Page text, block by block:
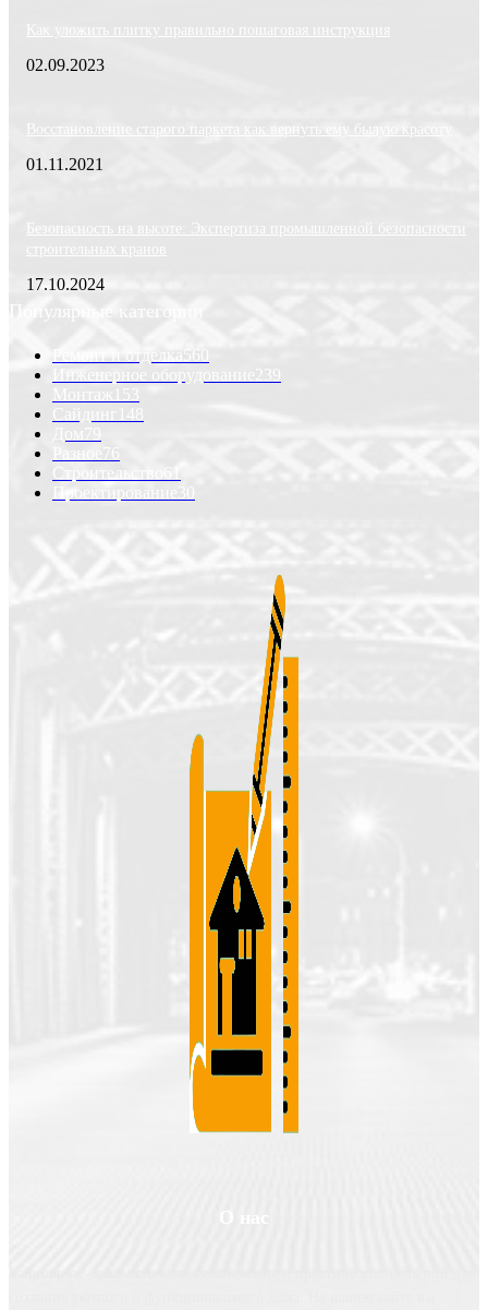
Как уложить плитку правильно пошаговая инструкция
02.09.2023
Восстановление старого паркета как вернуть ему былую красоту
01.11.2021
Безопасность на высоте: Экспертиза промышленной безопасности
строительных кранов
17.10.2024
Популярные категории
Ремонт и отделка 560
Инженерное оборудование 239
Монтаж
153
Сайдинг
148
79
Разное
76
Строительство
61
Проектирование